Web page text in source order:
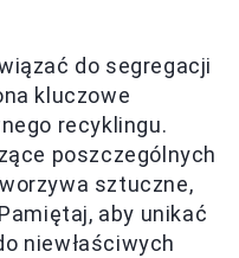
do segregacji
kluczowe
recyklingu.
poszczególnych
sztuczne,
aby unikać
niewłaściwych